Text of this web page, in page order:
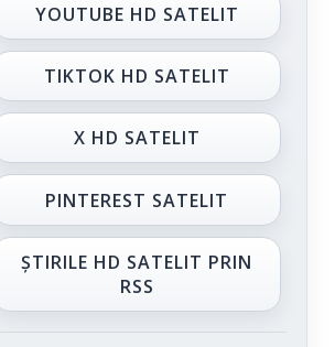
YOUTUBE HD SATELIT
TIKTOK HD SATELIT
X HD SATELIT
PINTEREST SATELIT
ȘTIRILE HD SATELIT PRIN
RSS